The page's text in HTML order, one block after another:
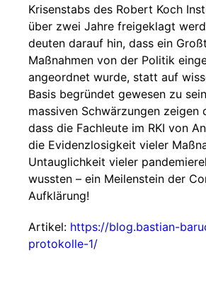
Krisenstabs des Robert Koch
über zwei Jahre freigeklagt
deuten darauf hin, dass ein
Maßnahmen von der Politik
angeordnet wurde, statt auf
Basis begründet gewesen zu
massiven Schwärzungen zeigen
dass die Fachleute im RKI von
die Evidenzlosigkeit vieler
Untauglichkeit vieler
wussten – ein Meilenstein der
Aufklärung!
Artikel: https://blog.bastian-
protokolle-1/